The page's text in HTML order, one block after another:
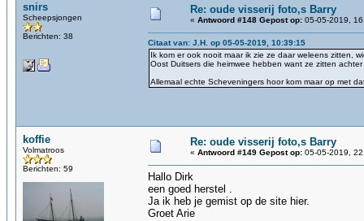
snirs
Scheepsjongen
Berichten: 38
Re: oude visserij foto,s Barry
« Antwoord #148 Gepost op: 05-05-2019,
Citaat van: J.H. op 05-05-2019, 10:39:15
Ik kom er ook nooit maar ik zie ze daar weleens zitten,
Oost Duitsers die heimwee hebben want ze zitten
Allemaal echte Scheveningers hoor kom maar op met
koffie
Volmatroos
Berichten: 59
Re: oude visserij foto,s Barry
« Antwoord #149 Gepost op: 05-05-2019,
Hallo Dirk
een goed herstel .
Ja ik heb je gemist op de site hier.
Groet Arie